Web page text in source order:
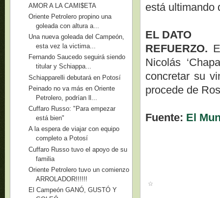
está ultimando
EL DATO
REFUERZO.
Nicolás
concretar su
procede de
Fuente: El
AMOR A LA CAMI$ETA
Oriente Petrolero propino una
goleada con altura a...
Una nueva goleada del Campeón,
esta vez la victima...
Fernando Saucedo seguirá siendo
titular y Schiappa...
Schiapparelli debutará en Potosí
Peinado no va más en Oriente
Petrolero, podrían ll...
Cuffaro Russo: "Para empezar
está bien"
A la espera de viajar con equipo
completo a Potosí
Cuffaro Russo tuvo el apoyo de su
familia
Oriente Petrolero tuvo un comienzo
ARROLADOR!!!!!!
El Campeón GANÓ, GUSTÓ Y